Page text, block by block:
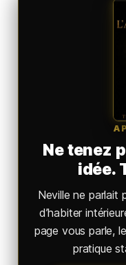
Ne tenez
idée.
Neville ne parlait
d’habiter
page vous parle,
pratique